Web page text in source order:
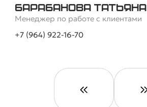
Барабанова Татьяна
Менеджер по работе с клиентами
+7 (964) 922-16-70